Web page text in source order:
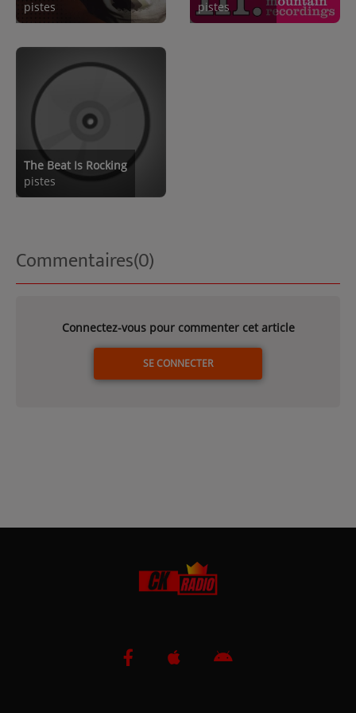
pistes
pistes
The Beat Is Rocking
pistes
Commentaires(0)
Connectez-vous pour commenter cet article
SE CONNECTER